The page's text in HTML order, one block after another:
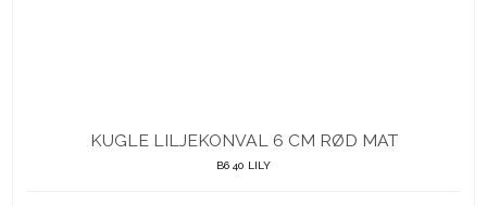
KUGLE LILJEKONVAL 6 CM RØD MAT
B6 40 LILY